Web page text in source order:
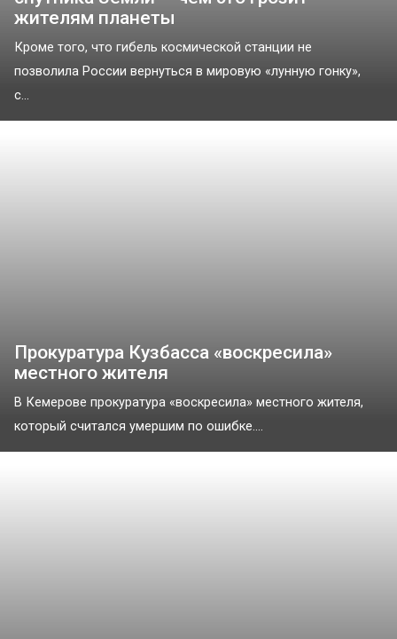
жителям планеты
Кроме того, что гибель космической станции не
позволила России вернуться в мировую «лунную гонку»,
с...
Прокуратура Кузбасса «воскресила»
местного жителя
В Кемерове прокуратура «воскресила» местного жителя,
который считался умершим по ошибке....